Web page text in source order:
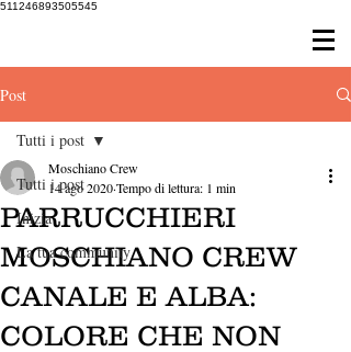
511246893505545
Post
Tutti i post
Inizia
La tua community
Tutti i post
PARRUCCHIERI
MOSCHIANO CREW
CANALE E ALBA:
COLORE CHE NON
Moschiano Crew
14 ago 2020Tempo di lettura: 1 min